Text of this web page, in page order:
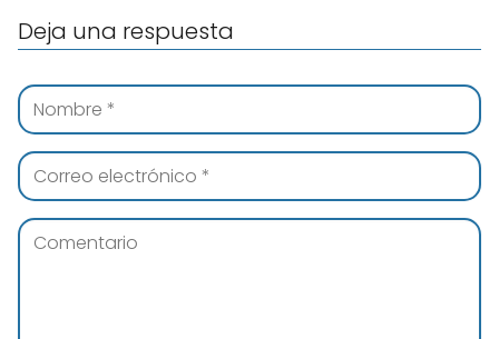
Deja una respuesta